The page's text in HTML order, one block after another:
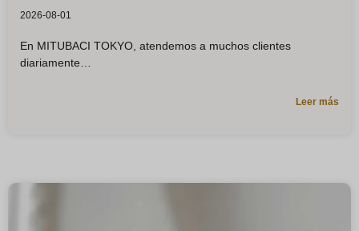
2026-08-01
En MITUBACI TOKYO, atendemos a muchos clientes
diariamente
Leer más